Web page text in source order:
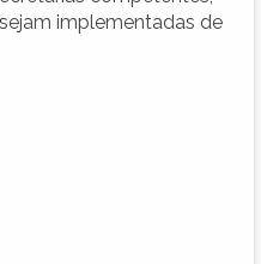
implementadas de